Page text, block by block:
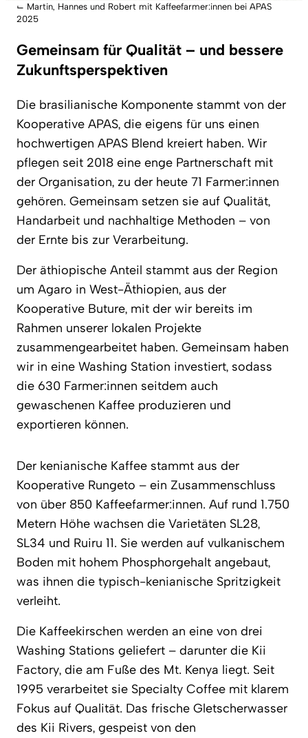
⌙ Martin, Hannes und Robert mit Kaffeefarmer:innen bei APAS
2025
Gemeinsam für Qualität – und bessere
Zukunftsperspektiven
Die brasilianische Komponente stammt von der
Kooperative APAS, die eigens für uns einen
hochwertigen APAS Blend kreiert haben. Wir
pflegen seit 2018 eine enge Partnerschaft mit
der Organisation, zu der heute 71 Farmer:innen
gehören. Gemeinsam setzen sie auf Qualität,
Handarbeit und nachhaltige Methoden – von
der Ernte bis zur Verarbeitung.
Der äthiopische Anteil stammt aus der Region
um Agaro in West-Äthiopien, aus der
Kooperative Buture, mit der wir bereits im
Rahmen unserer lokalen Projekte
zusammengearbeitet haben. Gemeinsam haben
wir in eine Washing Station investiert, sodass
die 630 Farmer:innen seitdem auch
gewaschenen Kaffee produzieren und
exportieren können.
Der kenianische Kaffee stammt aus der
Kooperative Rungeto – ein Zusammenschluss
von über 850 Kaffeefarmer:innen. Auf rund 1.750
Metern Höhe wachsen die Varietäten SL28,
SL34 und Ruiru 11. Sie werden auf vulkanischem
Boden mit hohem Phosphorgehalt angebaut,
was ihnen die typisch-kenianische Spritzigkeit
verleiht.
Die Kaffeekirschen werden an eine von drei
Washing Stations geliefert – darunter die Kii
Factory, die am Fuße des Mt. Kenya liegt. Seit
1995 verarbeitet sie Specialty Coffee mit klarem
Fokus auf Qualität. Das frische Gletscherwasser
des Kii Rivers, gespeist von den